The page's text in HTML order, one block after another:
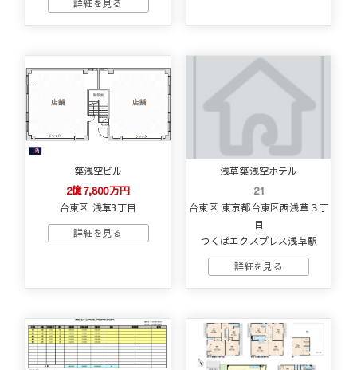
築浅空ビル
2億7,800万円
台東区 浅草3丁目
浅草築浅空ホテル
21
台東区 東京都台東区西浅草３丁
目
つくばエクスプレス浅草駅